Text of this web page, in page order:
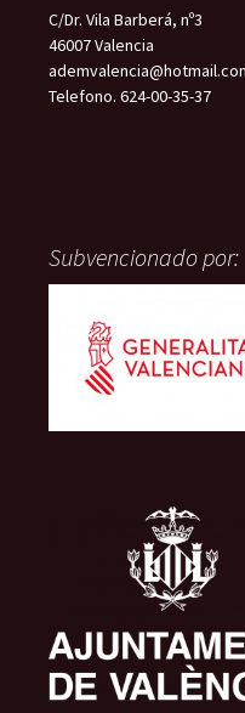
C/Dr. Vila Barberá, nº3
46007 Valencia
Telefono. 624-00-35-37
Subvencionado por: